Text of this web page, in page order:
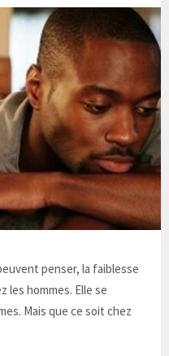
penser, la faiblesse
les hommes. Elle se
Mais que ce soit chez